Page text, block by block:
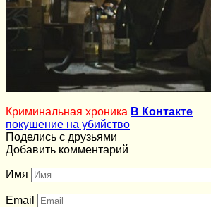
Криминальная хроника В Контакте
покушение на убийство
Поделись с друзьями
Добавить комментарий
Имя
Email